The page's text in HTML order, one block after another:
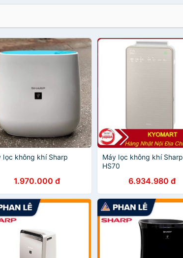
lọc không khí Sharp
1.970.000 đ
Máy lọc không khí Sharp
HS70
6.934.980 đ